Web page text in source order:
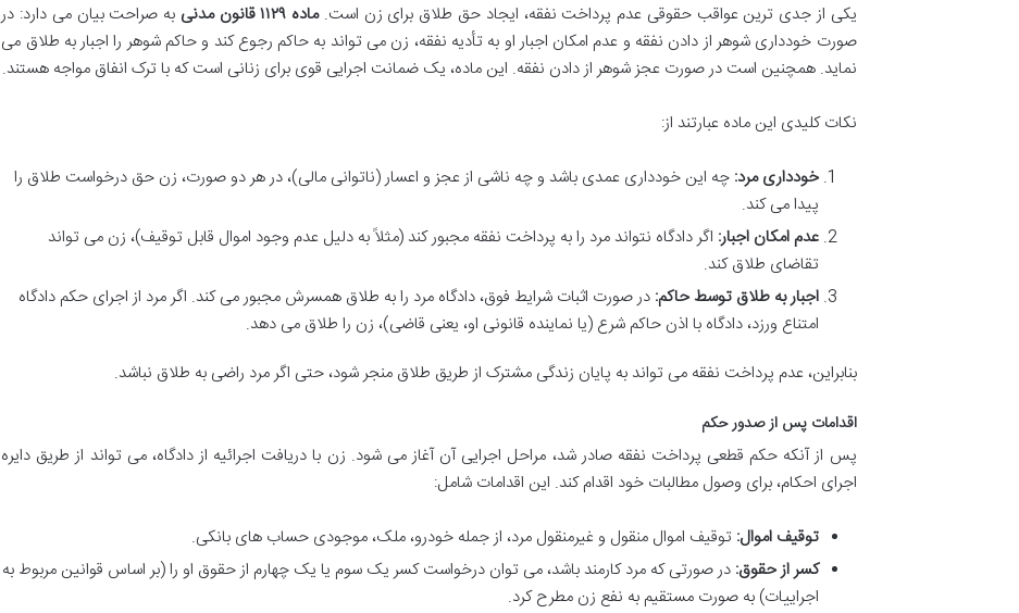
یکی از جدی ترین عواقب حقوقی عدم پرداخت نفقه، ایجاد حق طلاق برای زن است.ماده ۱۱۲۹ قانون مدنی
به صراحت بیان می دارد: در
صورت خودداری شوهر از دادن نفقه و عدم امکان اجبار او به تأدیه نفقه، زن می تواند به حاکم رجوع کند و حاکم شوهر را اجبار به طلاق می
نماید. همچنین است در صورت عجز شوهر از دادن نفقه. این ماده، یک ضمانت اجرایی قوی برای زنانی است که با ترک انفاق مواجه هستند.
نکات کلیدی این ماده عبارتند از:
خودداری مرد: چه این خودداری عمدی باشد و چه ناشی از عجز و اعسار (ناتوانی مالی)، در هر دو صورت، زن حق درخواست طلاق را
پیدا می کند.
عدم امکان اجبار: اگر دادگاه نتواند مرد را به پرداخت نفقه مجبور کند (مثلاً به دلیل عدم وجود اموال قابل توقیف)، زن می تواند
تقاضای طلاق کند.
اجبار به طلاق توسط حاکم: در صورت اثبات شرایط فوق، دادگاه مرد را به طلاق همسرش مجبور می کند. اگر مرد از اجرای حکم دادگاه
امتناع ورزد، دادگاه با اذن حاکم شرع (یا نماینده قانونی او، یعنی قاضی)، زن را طلاق می دهد.
بنابراین، عدم پرداخت نفقه می تواند به پایان زندگی مشترک از طریق طلاق منجر شود، حتی اگر مرد راضی به طلاق نباشد.
اقدامات پس از صدور حکم
پس از آنکه حکم قطعی پرداخت نفقه صادر شد، مراحل اجرایی آن آغاز می شود. زن با دریافت اجرائیه از دادگاه، می تواند از طریق دایره
اجرای احکام، برای وصول مطالبات خود اقدام کند. این اقدامات شامل:
توقیف اموال: توقیف اموال منقول و غیرمنقول مرد، از جمله خودرو، ملک، موجودی حساب های بانکی.
کسر از حقوق: در صورتی که مرد کارمند باشد، می توان درخواست کسر یک سوم یا یک چهارم از حقوق او را (بر اساس قوانین مربوط به
اجراییات) به صورت مستقیم به نفع زن مطرح کرد.